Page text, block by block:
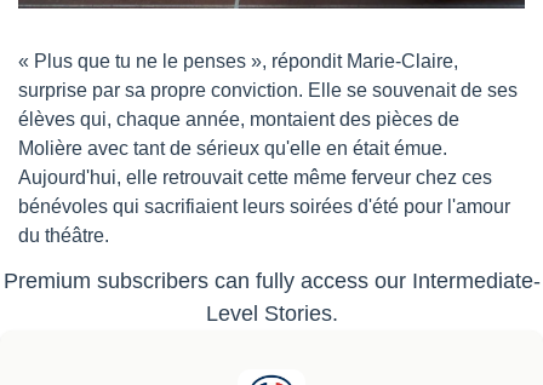
« Plus que tu ne le penses », répondit Marie-Claire,
surprise par sa propre conviction. Elle se souvenait de ses
élèves qui, chaque année, montaient des pièces de
Molière avec tant de sérieux qu'elle en était émue.
Aujourd'hui, elle retrouvait cette même ferveur chez ces
bénévoles qui sacrifiaient leurs soirées d'été pour l'amour
du théâtre.
Premium subscribers can fully access our Intermediate-
Level Stories.